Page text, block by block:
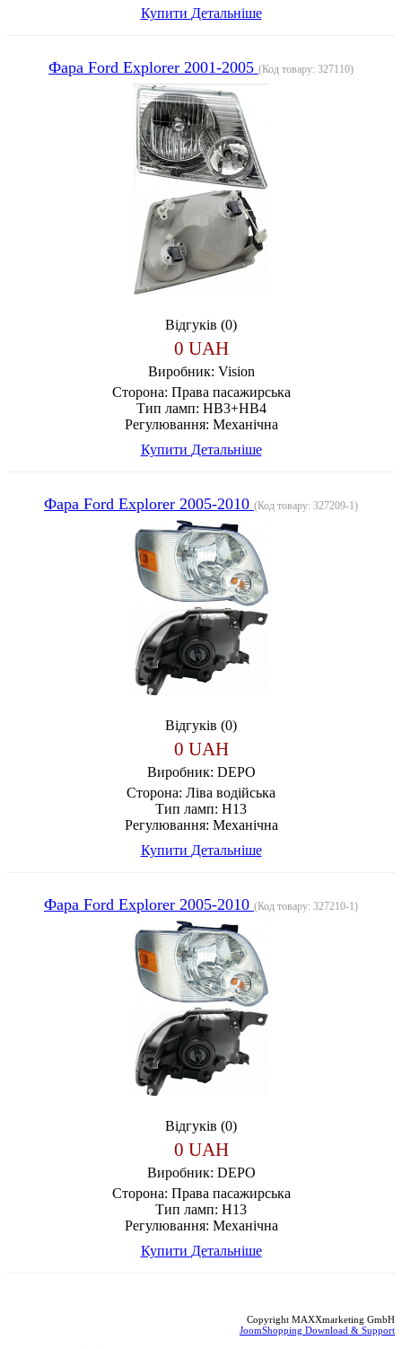
Купити Детальніше
Фара Ford Explorer 2001-2005 (Код товару: 327110)
Відгуків (0)
0 UAH
Виробник: Vision
Сторона: Права пасажирська
Тип ламп: HB3+HB4
Регулювання: Механічна
Купити Детальніше
Фара Ford Explorer 2005-2010 (Код товару: 327209-1)
Відгуків (0)
0 UAH
Виробник: DEPO
Сторона: Ліва водійська
Тип ламп: H13
Регулювання: Механічна
Купити Детальніше
Фара Ford Explorer 2005-2010 (Код товару: 327210-1)
Відгуків (0)
0 UAH
Виробник: DEPO
Сторона: Права пасажирська
Тип ламп: H13
Регулювання: Механічна
Купити Детальніше
Copyright MAXXmarketing GmbH
JoomShopping Download & Support